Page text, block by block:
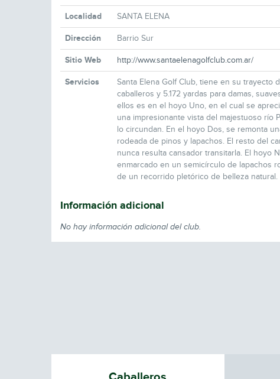
Localidad SANTA ELENA
Dirección Barrio Sur
Sitio Web http://www.santaelenagolfclub.com.ar/
Servicios
Santa Elena Golf Club, tiene en su trayecto
caballeros y 5.172 yardas para damas,
ellos es en el hoyo Uno, en el cual se
una impresionante vista del majestuoso río
lo circundan. En el hoyo Dos, se remonta
rodeada de pinos y lapachos. El resto del
nunca resulta cansador transitarla. El hoyo
enmarcado en un semicírculo de lapachos
de un recorrido pletórico de belleza natural.
Información adicional
No hay información adicional del club.